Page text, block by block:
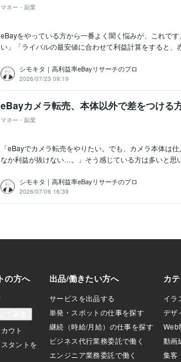
マネー・副業
eBayをやっている方から一番よく聞く悩みが、これで
い」「ライバルの最安値に合わせて利益計算をすると
シモキタ｜高利益率eBayリサーチのプロ
2026/07/23 09:19
eBayカメラ転売、本体以外で差をつける
マネー・副業
「eBayでカメラ転売をやりたい。でも、カメラ本体
なか利益が抜けない…。」そう感じている方は多いと思
シモキタ｜高利益率eBayリサーチのプロ
2026/07/06 16:39